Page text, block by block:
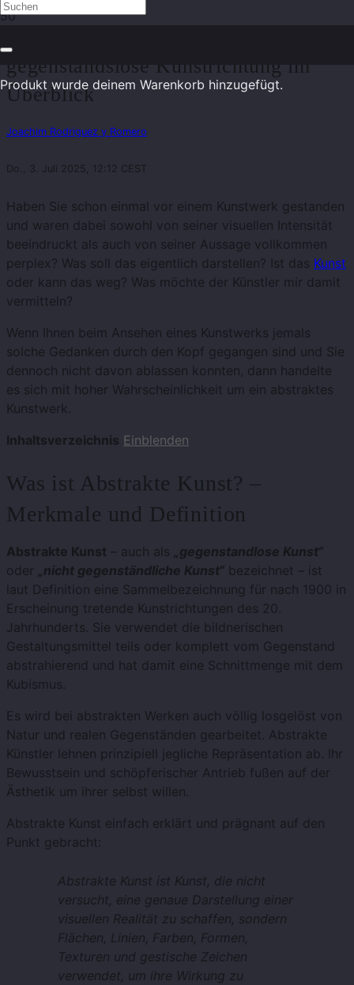
Produkt wurde deinem Warenkorb hinzugefügt.
gegenstandslose Kunstrichtung im
Überblick
Joachim Rodriguez y Romero
Do., 3. Juli 2025, 12:12 CEST
Haben Sie schon einmal vor einem Kunstwerk gestanden
und waren dabei sowohl von seiner visuellen Intensität
beeindruckt als auch von seiner Aussage vollkommen
perplex? Was soll das eigentlich darstellen? Ist das Kunst
oder kann das weg? Was möchte der Künstler mir damit
vermitteln?
Wenn Ihnen beim Ansehen eines Kunstwerks jemals
solche Gedanken durch den Kopf gegangen sind und Sie
dennoch nicht davon ablassen konnten, dann handelte
es sich mit hoher Wahrscheinlichkeit um ein abstraktes
Kunstwerk.
Inhaltsverzeichnis Einblenden
Was ist Abstrakte Kunst? –
Merkmale und Definition
Abstrakte Kunst – auch als „gegenstandlose Kunst“
oder „nicht gegenständliche Kunst“ bezeichnet – ist
laut Definition eine Sammelbezeichnung für nach 1900 in
Erscheinung tretende Kunstrichtungen des 20.
Jahrhunderts. Sie verwendet die bildnerischen
Gestaltungsmittel teils oder komplett vom Gegenstand
abstrahierend und hat damit eine Schnittmenge mit dem
Kubismus.
Es wird bei abstrakten Werken auch völlig losgelöst von
Natur und realen Gegenständen gearbeitet. Abstrakte
Künstler lehnen prinzipiell jegliche Repräsentation ab. Ihr
Bewusstsein und schöpferischer Antrieb fußen auf der
Ästhetik um ihrer selbst willen.
Abstrakte Kunst einfach erklärt und prägnant auf den
Punkt gebracht:
Abstrakte Kunst ist Kunst, die nicht
versucht, eine genaue Darstellung einer
visuellen Realität zu schaffen, sondern
Flächen, Linien, Farben, Formen,
Texturen und gestische Zeichen
verwendet, um ihre Wirkung zu